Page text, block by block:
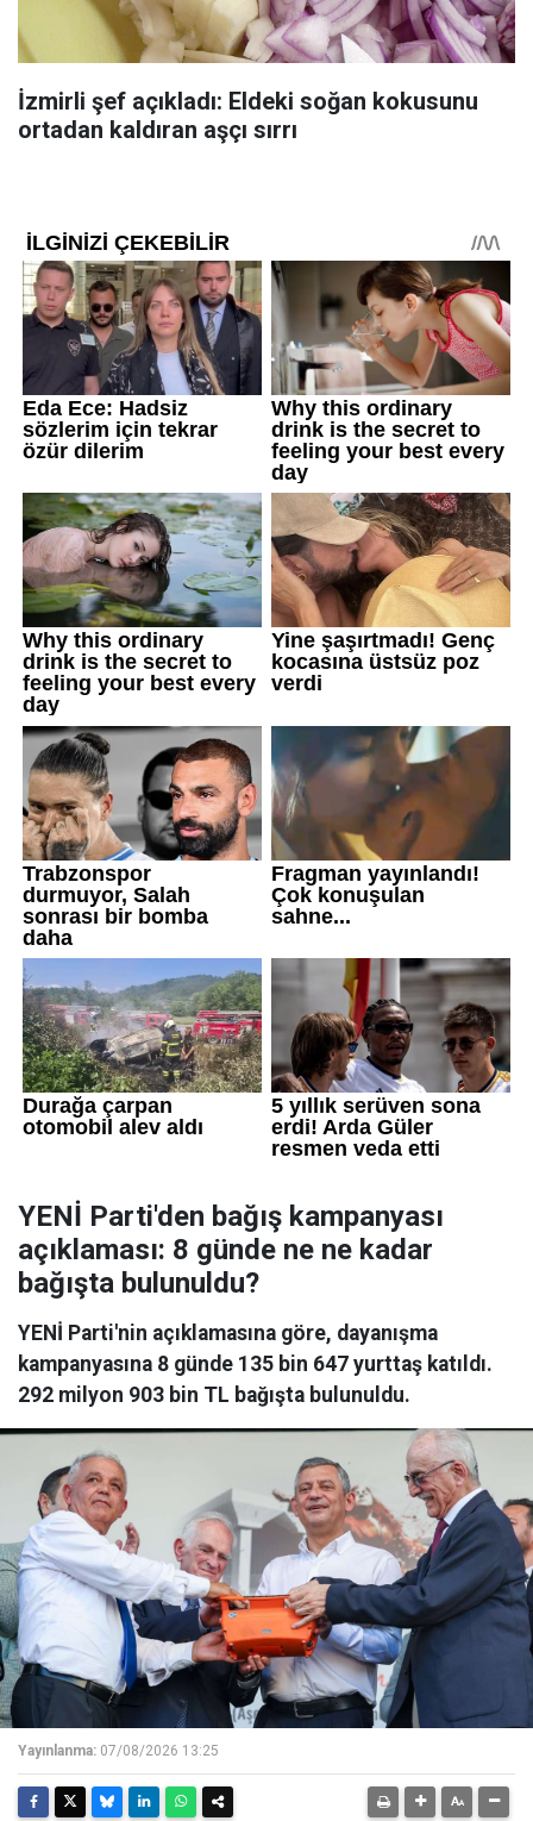
İzmirli şef açıkladı: Eldeki soğan kokusunu
ortadan kaldıran aşçı sırrı
YENİ Parti'den bağış kampanyası
açıklaması: 8 günde ne ne kadar
bağışta bulunuldu?
YENİ Parti'nin açıklamasına göre, dayanışma
kampanyasına 8 günde 135 bin 647 yurttaş katıldı.
292 milyon 903 bin TL bağışta bulunuldu.
Yayınlanma: 07/08/2026 13:25